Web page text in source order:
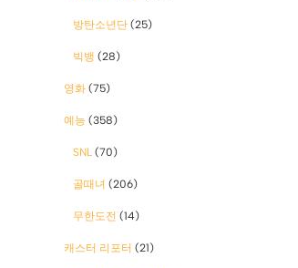
방탄소년단 (25)
빅뱅 (28)
영화 (75)
예능 (358)
SNL (70)
골때녀 (206)
무한도전 (14)
캐스터 리포터 (21)